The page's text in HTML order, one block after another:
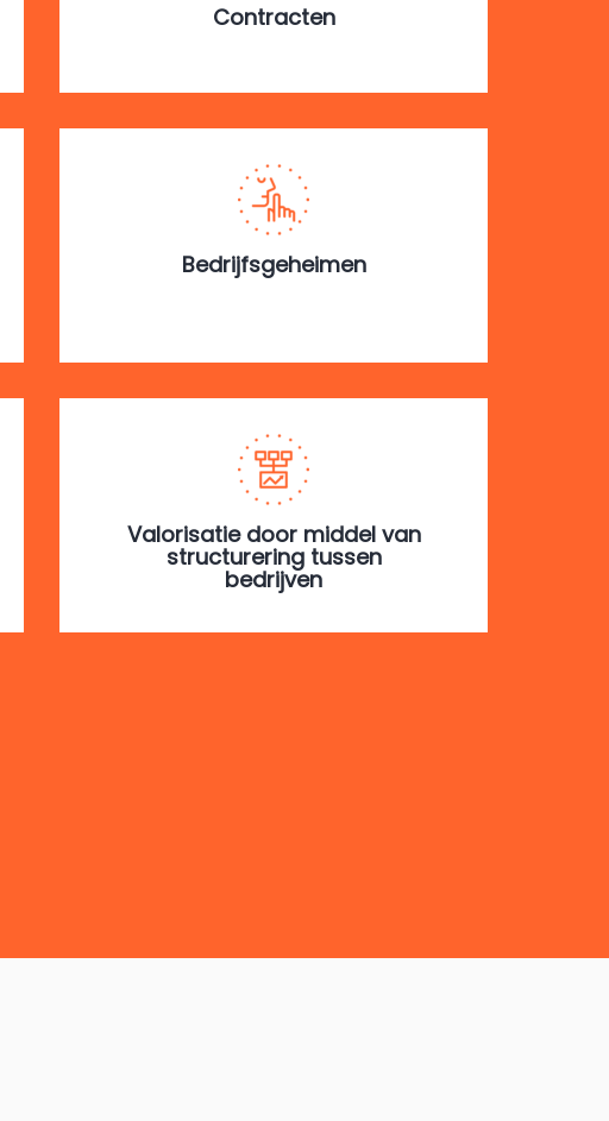
Contracten
Bedrijfsgeheimen
Valorisatie door middel van
structurering tussen
bedrijven